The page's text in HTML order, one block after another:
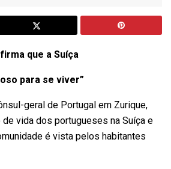
que a Suíça
para se viver”
geral de Portugal em Zurique,
vida dos portugueses na Suíça e
é vista pelos habitantes